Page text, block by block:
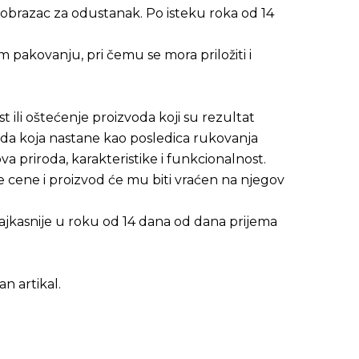
za odustanak. Po isteku roka od 14
pakovanju, pri čemu se mora priložiti i
ili oštećenje proizvoda koji su rezultat
koja nastane kao posledica rukovanja
priroda, karakteristike i funkcionalnost.
cene i proizvod će mu biti vraćen na njegov
u roku od 14 dana od dana prijema
artikal.